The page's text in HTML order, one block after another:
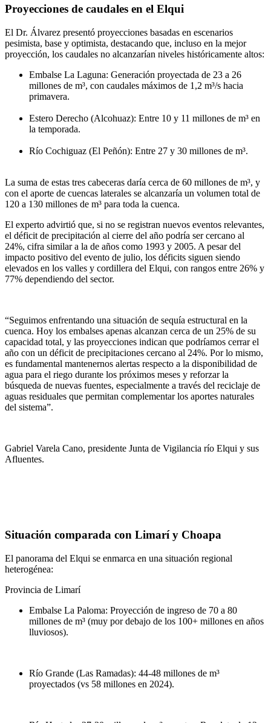
Proyecciones de caudales en el Elqui
El Dr. Álvarez presentó proyecciones basadas en escenarios
pesimista, base y optimista, destacando que, incluso en la mejor
proyección, los caudales no alcanzarían niveles históricamente altos:
Embalse La Laguna: Generación proyectada de 23 a 26
millones de m³, con caudales máximos de 1,2 m³/s hacia
primavera.
Estero Derecho (Alcohuaz): Entre 10 y 11 millones de m³ en
la temporada.
Río Cochiguaz (El Peñón): Entre 27 y 30 millones de m³.
La suma de estas tres cabeceras daría cerca de 60 millones de m³, y
con el aporte de cuencas laterales se alcanzaría un volumen total de
120 a 130 millones de m³ para toda la cuenca.
El experto advirtió que, si no se registran nuevos eventos relevantes,
el déficit de precipitación al cierre del año podría ser cercano al
24%, cifra similar a la de años como 1993 y 2005. A pesar del
impacto positivo del evento de julio, los déficits siguen siendo
elevados en los valles y cordillera del Elqui, con rangos entre 26% y
77% dependiendo del sector.
“Seguimos enfrentando una situación de sequía estructural en la
cuenca. Hoy los embalses apenas alcanzan cerca de un 25% de su
capacidad total, y las proyecciones indican que podríamos cerrar el
año con un déficit de precipitaciones cercano al 24%. Por lo mismo,
es fundamental mantenernos alertas respecto a la disponibilidad de
agua para el riego durante los próximos meses y reforzar la
búsqueda de nuevas fuentes, especialmente a través del reciclaje de
aguas residuales que permitan complementar los aportes naturales
del sistema”.
Gabriel Varela Cano, presidente Junta de Vigilancia río Elqui y sus
Afluentes.
Situación comparada con Limarí y Choapa
El panorama del Elqui se enmarca en una situación regional
heterogénea:
Provincia de Limarí
Embalse La Paloma: Proyección de ingreso de 70 a 80
millones de m³ (muy por debajo de los 100+ millones en años
lluviosos).
Río Grande (Las Ramadas): 44-48 millones de m³
proyectados (vs 58 millones en 2024).